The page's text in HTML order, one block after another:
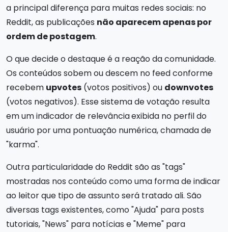
a principal diferença para muitas redes sociais: no
Reddit, as publicações não aparecem apenas por
ordem de postagem.
O que decide o destaque é a reação da comunidade.
Os conteúdos sobem ou descem no feed conforme
recebem upvotes (votos positivos) ou downvotes
(votos negativos). Esse sistema de votação resulta
em um indicador de relevânciaexibida no perfil do
usuário por uma pontuação numérica, chamada de
"karma".
Outra particularidade do Reddit são as "tags"
mostradas nos conteúdo como uma forma de indicar
ao leitor que tipo de assunto será tratado ali. São
diversas tags existentes, como "Ajuda" para posts
tutoriais, "News" para notícias e "Meme" para